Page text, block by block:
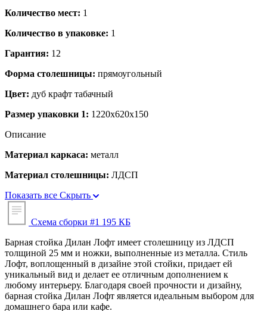
Количество мест: 1
Количество в упаковке: 1
Гарантия: 12
Форма столешницы: прямоугольный
Цвет: дуб крафт табачный
Размер упаковки 1: 1220x620x150
Описание
Материал каркаса: металл
Материал столешницы: ЛДСП
Показать все Скрыть
Схема сборки #1 195 КБ
Барная стойка Дилан Лофт имеет столешницу из ЛДСП
толщиной 25 мм и ножки, выполненные из металла. Стиль
Лофт, воплощенный в дизайне этой стойки, придает ей
уникальный вид и делает ее отличным дополнением к
любому интерьеру. Благодаря своей прочности и дизайну,
барная стойка Дилан Лофт является идеальным выбором для
домашнего бара или кафе.